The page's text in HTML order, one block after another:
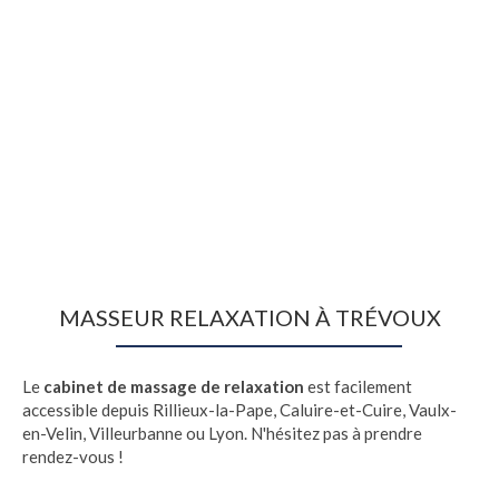
MASSEUR RELAXATION À TRÉVOUX
Le cabinet de massage de relaxation est facilement
accessible depuis Rillieux-la-Pape, Caluire-et-Cuire, Vaulx-
en-Velin, Villeurbanne ou Lyon. N'hésitez pas à prendre
rendez-vous !